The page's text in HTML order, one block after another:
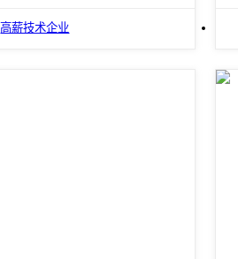
高薪技术企业